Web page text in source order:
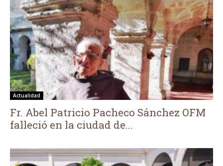
Actualidad
Fr. Abel Patricio Pacheco Sánchez OFM
falleció en la ciudad de...